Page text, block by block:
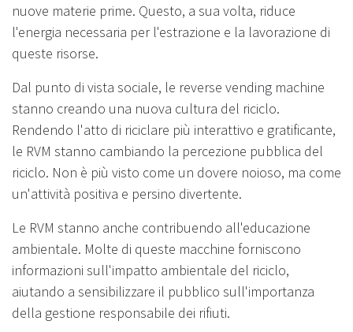
nuove materie prime. Questo, a sua volta, riduce
l'energia necessaria per l'estrazione e la lavorazione di
queste risorse.
Dal punto di vista sociale, le reverse vending machine
stanno creando una nuova cultura del riciclo.
Rendendo l'atto di riciclare più interattivo e gratificante,
le RVM stanno cambiando la percezione pubblica del
riciclo. Non è più visto come un dovere noioso, ma come
un'attività positiva e persino divertente.
Le RVM stanno anche contribuendo all'educazione
ambientale. Molte di queste macchine forniscono
informazioni sull'impatto ambientale del riciclo,
aiutando a sensibilizzare il pubblico sull'importanza
della gestione responsabile dei rifiuti.